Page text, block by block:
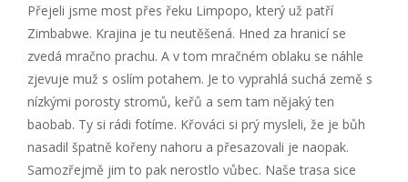
Přejeli jsme most přes řeku Limpopo, který už patří
Zimbabwe. Krajina je tu neutěšená. Hned za hranicí se
zvedá mračno prachu. A v tom mračném oblaku se náhle
zjevuje muž s oslím potahem. Je to vyprahlá suchá země s
nízkými porosty stromů, keřů a sem tam nějaký ten
baobab. Ty si rádi fotíme. Křováci si prý mysleli, že je bůh
nasadil špatně kořeny nahoru a přesazovali je naopak.
Samozřejmě jim to pak nerostlo vůbec. Naše trasa sice